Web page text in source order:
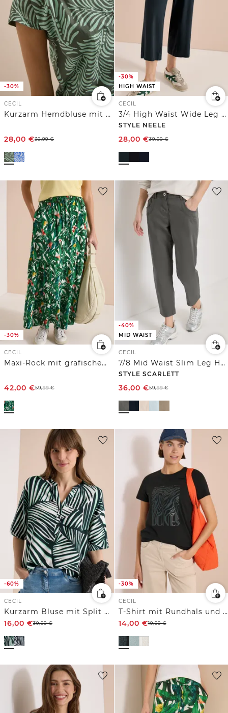
-30%
CECIL
Kurzarm Hemdbluse mit Print
28,00 €39,99€
-30%
HIGH WAIST
CECIL
3/4 High Waist Wide Leg Hose im Loose Fit
STYLE NEELE
28,00 €39,99€
-30%
CECIL
Maxi-Rock mit grafischem Muster
42,00 €59,99€
-40%
MID WAIST
CECIL
7/8 Mid Waist Slim Leg Hose im Casual Fit
STYLE SCARLETT
36,00 €59,99€
-60%
CECIL
Kurzarm Bluse mit Split Neck und Print
16,00 €39,99€
-30%
CECIL
T-Shirt mit Rundhals und Folienprint
14,00 €19,99€